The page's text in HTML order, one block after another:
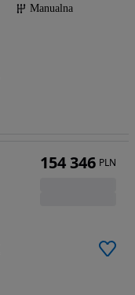
Manualna
154 346 PLN